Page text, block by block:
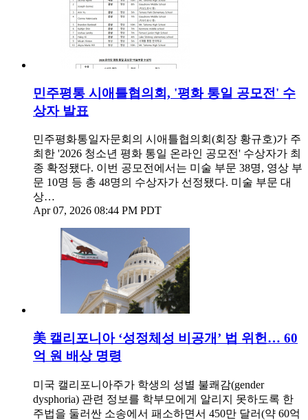
민주평통 시애틀협의회, '평화 통일 공모전' 수
상자 발표
민주평화통일자문회의 시애틀협의회(회장 황규호)가 주
최한 '2026 청소년 평화 통일 온라인 공모전' 수상자가 최
종 확정됐다. 이번 공모전에서는 미술 부문 38명, 영상 부
문 10명 등 총 48명의 수상자가 선정됐다. 미술 부문 대
상…
Apr 07, 2026 08:44 PM PDT
美 캘리포니아 ‘성정체성 비공개’ 법 위헌… 60
억 원 배상 명령
미국 캘리포니아주가 학생의 성별 불쾌감(gender
dysphoria) 관련 정보를 학부모에게 알리지 못하도록 한
주법을 둘러싼 소송에서 패소하면서 450만 달러(약 60억